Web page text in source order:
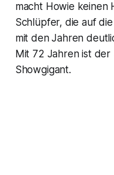
macht Howie keinen
Schlüpfer, die auf
mit den Jahren
Mit 72 Jahren ist
Showgigant.